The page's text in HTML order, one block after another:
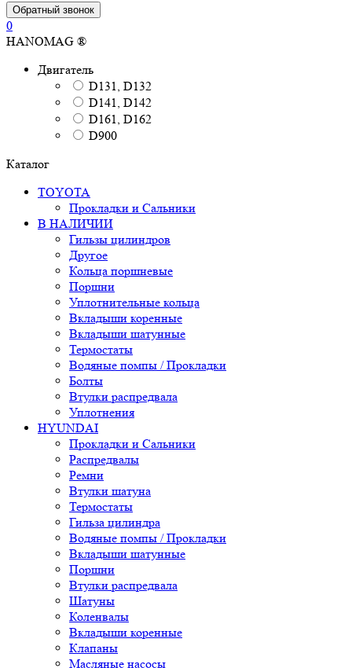
Обратный звонок
0
HANOMAG ®
Двигатель
D131, D132
D141, D142
D161, D162
D900
Каталог
TOYOTA
Прокладки и Сальники
В НАЛИЧИИ
Гильзы цилиндров
Другое
Кольца поршневые
Поршни
Уплотнительные кольца
Вкладыши коренные
Вкладыши шатунные
Термостаты
Водяные помпы / Прокладки
Болты
Втулки распредвала
Уплотнения
HYUNDAI
Прокладки и Сальники
Распредвалы
Ремни
Втулки шатуна
Термостаты
Гильза цилиндра
Водяные помпы / Прокладки
Вкладыши шатунные
Поршни
Втулки распредвала
Шатуны
Коленвалы
Вкладыши коренные
Клапаны
Масляные насосы